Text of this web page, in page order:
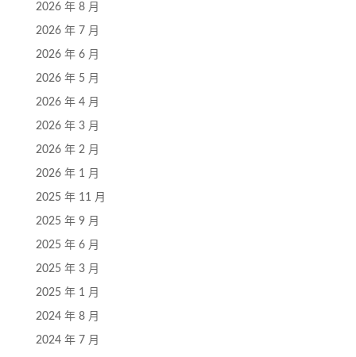
2026 年 8 月
2026 年 7 月
2026 年 6 月
2026 年 5 月
2026 年 4 月
2026 年 3 月
2026 年 2 月
2026 年 1 月
2025 年 11 月
2025 年 9 月
2025 年 6 月
2025 年 3 月
2025 年 1 月
2024 年 8 月
2024 年 7 月